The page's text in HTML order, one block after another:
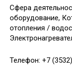
Сфера
оборудование,
отопления /
Телефон: +7